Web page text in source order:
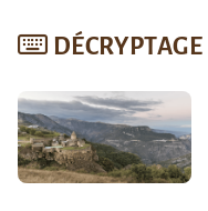
DÉCRYPTAGE